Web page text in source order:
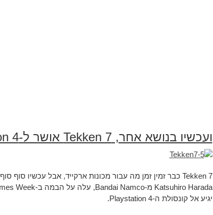
ועכשיו בנושא אחר, Tekken 7 אושר ל-Playstation 4:
Tekken 7 כבר זמין זמן מה עבור מכונות ארקייד, אבל עכשיו סוף סוף קהל גדול יזכה להנות מהמשחק.
יגיע אל קונסולת ה-Playstation 4.